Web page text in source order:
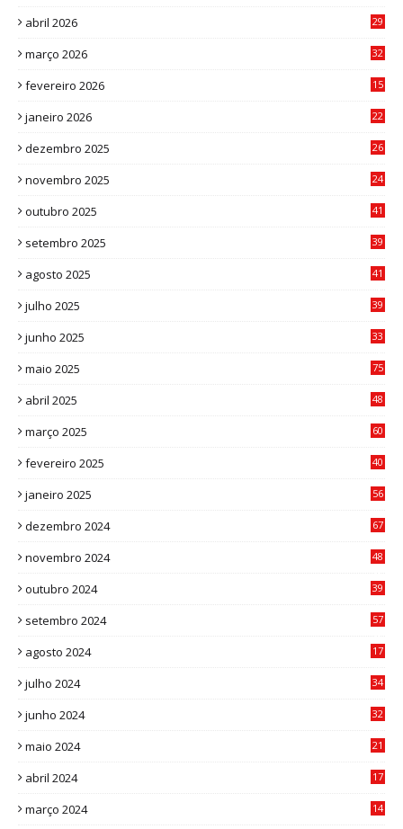
abril 2026
29
março 2026
32
fevereiro 2026
15
janeiro 2026
22
dezembro 2025
26
novembro 2025
24
outubro 2025
41
setembro 2025
39
agosto 2025
41
julho 2025
39
junho 2025
33
maio 2025 75
abril 2025
48
março 2025
60
fevereiro 2025
40
janeiro 2025
56
dezembro 2024
67
novembro 2024
48
outubro 2024
39
setembro 2024
57
agosto 2024
17
julho 2024
34
junho 2024
32
maio 2024
21
abril 2024
17
março 2024
14